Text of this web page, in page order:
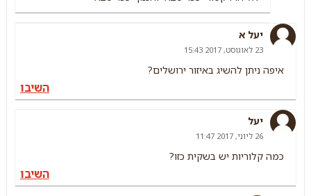
יעל א
23 לאוגוסט, 2017 15:43
איפה ניתן להשיג באיזור ירושלים?
השיבו
יעל
26 ליוני, 2017 11:47
כמה קלוריות יש בשקית כזו?
השיבו